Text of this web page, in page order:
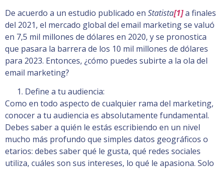
De acuerdo a un estudio publicado en Statista[1]a finales
del 2021, el mercado global del email marketing se valuó
en 7,5 mil millones de dólares en 2020, y se pronostica
que pasara la barrera de los 10 mil millones de dólares
para 2023. Entonces, ¿cómo puedes subirte a la ola del
email marketing?
Define a tu audiencia:
Como en todo aspecto de cualquier rama del marketing,
conocer a tu audiencia es absolutamente fundamental.
Debes saber a quién le estás escribiendo en un nivel
mucho más profundo que simples datos geográficos o
etarios: debes saber qué le gusta, qué redes sociales
utiliza, cuáles son sus intereses, lo qué le apasiona. Solo